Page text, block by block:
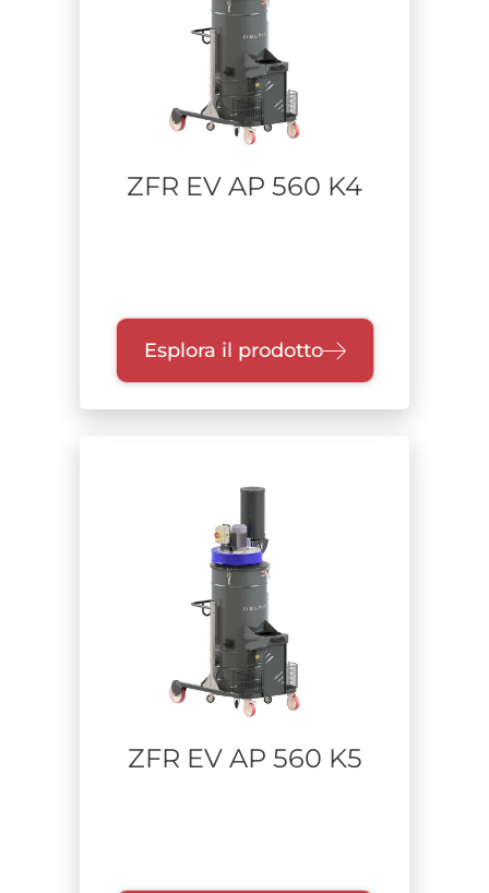
ZFR EV AP 560 K4
Esplora il prodotto
ZFR EV AP 560 K5